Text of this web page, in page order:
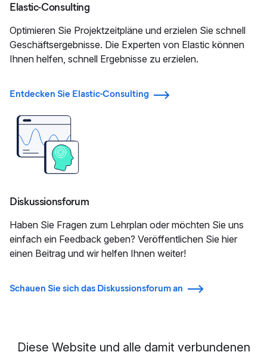
Elastic-Consulting
Optimieren Sie Projektzeitpläne und erzielen Sie schnell
Geschäftsergebnisse. Die Experten von Elastic können
Ihnen helfen, schnell Ergebnisse zu erzielen.
Entdecken Sie Elastic-Consulting
Diskussionsforum
Haben Sie Fragen zum Lehrplan oder möchten Sie uns
einfach ein Feedback geben? Veröffentlichen Sie hier
einen Beitrag und wir helfen Ihnen weiter!
Schauen Sie sich das Diskussionsforum an
Diese Website und alle damit verbundenen